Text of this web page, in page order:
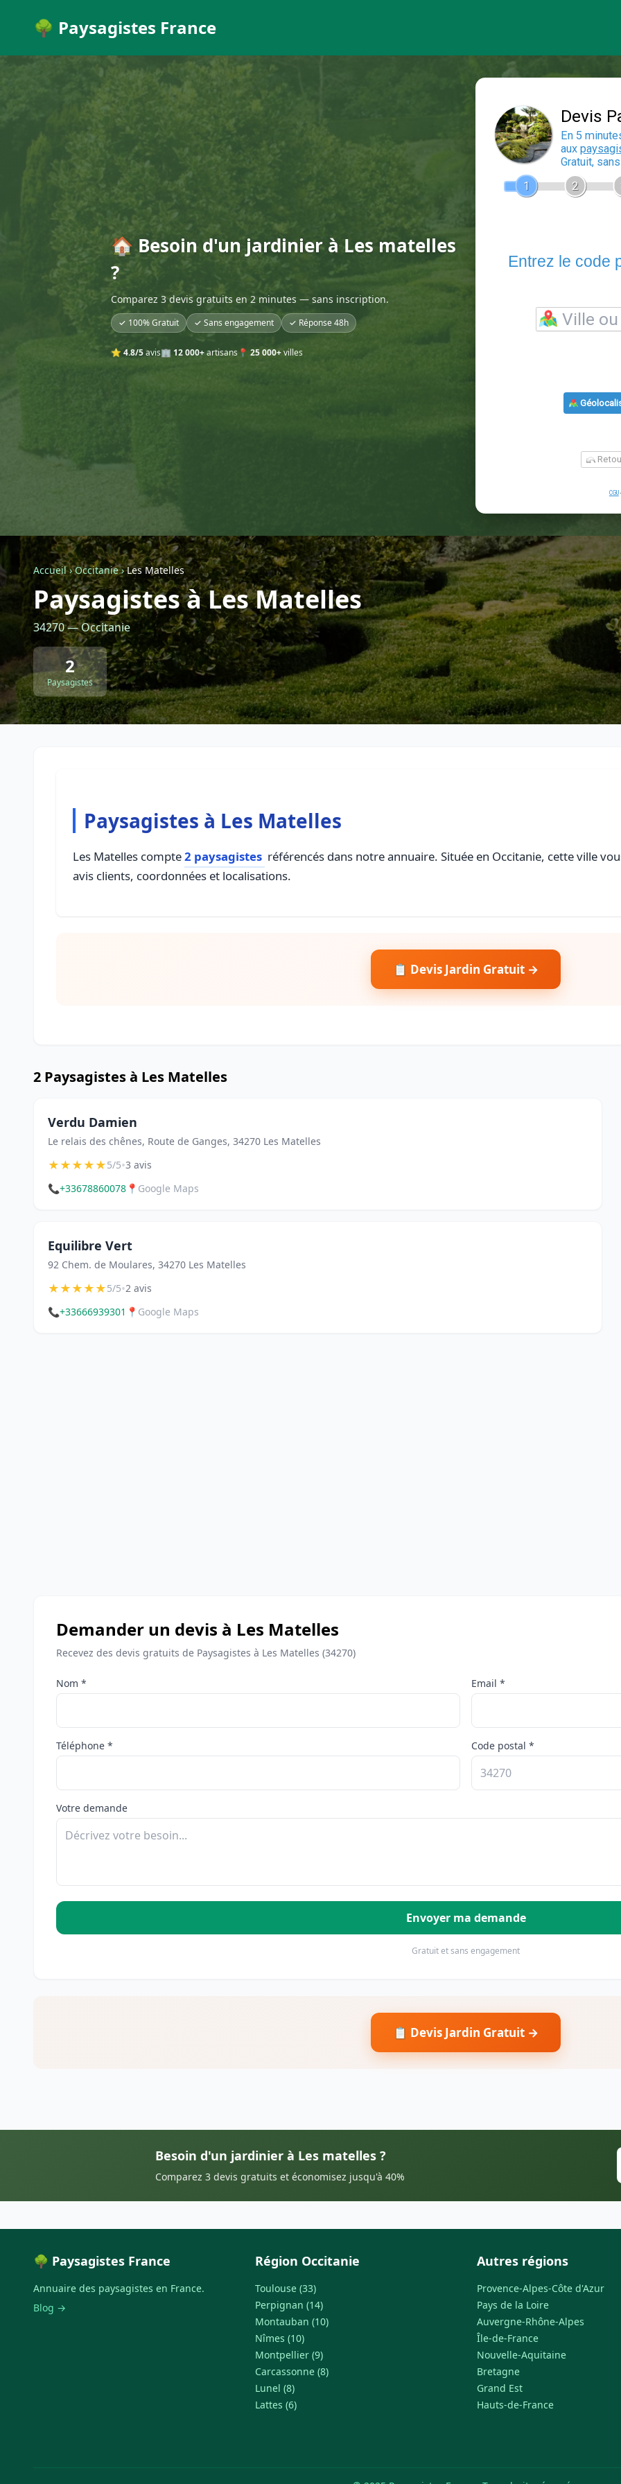
🌳 Paysagistes France
🏠 Besoin d'un jardinier à Les matelles
?
Comparez 3 devis gratuits en 2 minutes — sans inscription.
✓ 100% Gratuit ✓ Sans engagement ✓ Réponse 48h
⭐ 4.8/5avis🏢 12 000+artisans 📍 25 000+villes
Accueil›Occitanie›Les Matelles
Paysagistes à Les Matelles
34270 — Occitanie
2
Paysagistes
Paysagistes à Les Matelles
Les Matelles compte2 paysagistes référencés dans notre annuaire. Située en Occitanie, cette ville
avis clients, coordonnées et localisations.
📋 Devis Jardin Gratuit →
2 Paysagistes à Les Matelles
Verdu Damien
Le relais des chênes, Route de Ganges, 34270 Les Matelles
★★★★★5/5•3 avis
📞+33678860078 📍 Google Maps
Equilibre Vert
92 Chem. de Moulares, 34270 Les Matelles
★★★★★5/5•2 avis
📞+33666939301 📍 Google Maps
Demander un devis à Les Matelles
Recevez des devis gratuits de Paysagistes à Les Matelles (34270)
Nom * Email *
Téléphone * Code postal *
Votre demande
Envoyer ma demande
Gratuit et sans engagement
📋 Devis Jardin Gratuit →
Besoin d'un jardinier à Les matelles ?
Comparez 3 devis gratuits et économisez jusqu'à 40%
🌳 Paysagistes France
Annuaire des paysagistes en France.
Blog →
Région Occitanie
Toulouse (33)
Perpignan (14)
Montauban (10)
Nîmes (10)
Montpellier (9)
Carcassonne (8)
Lunel (8)
Lattes (6)
Autres régions
Provence-Alpes-Côte d'Azur
Pays de la Loire
Auvergne-Rhône-Alpes
Île-de-France
Nouvelle-Aquitaine
Bretagne
Grand Est
Hauts-de-France